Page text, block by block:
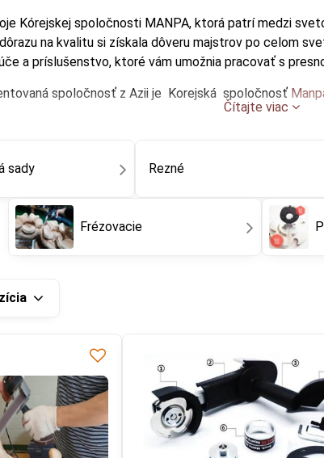
Kórejskej spoločnosti MANPA, ktorá patrí medzi
na kvalitu si získala dôveru majstrov po celom
a príslušenstvo, ktoré vám umožnia pracovať s
spoločnosť z Azii je Korejská spoločnosť
súkromia
Youtube video?
v novom okne
vysunúť nástroje pred uhlovú brúsku.
Čítajte viac
sady Rezné
Frézovacie